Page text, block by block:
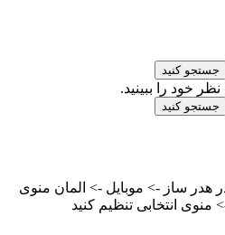
جستجو کنید
خود را ببینید.
جستجو کنید
هدر ساز -> موبایل -> المان منوی
منوی انتخابی تنظیم کنید